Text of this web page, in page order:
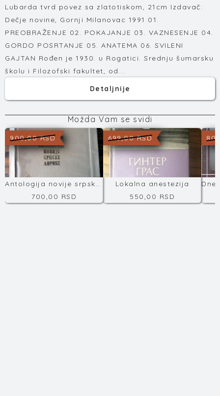
Lubarda tvrd povez sa zlatotiskom, 21cm Izdavač:
Dečje novine, Gornji Milanovac 1991 01.
PREOBRAŽENJE 02. POKAJANJE 03. VAZNESENJE 04.
GORDO POSRTANJE 05. ANATEMA 06. SVILENI
GAJTAN Rođen je 1930. u Rogatici. Srednju šumarsku
školu i Filozofski fakultet, od...
Detaljnije
Možda Vam se svidi
900,00 RSD
Antologija novije srpske književnosti
700,00 RSD
699,00 RSD
Lokalna anestezija
550,00 RSD